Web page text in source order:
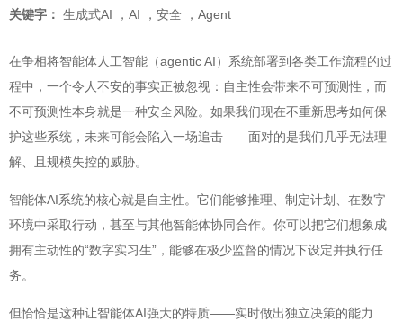
关键字： 生成式AI ， AI ， 安全 ， Agent
在争相将智能体人工智能（agentic AI）系统部署到各类工作流程的过
程中，一个令人不安的事实正被忽视：自主性会带来不可预测性，而
不可预测性本身就是一种安全风险。如果我们现在不重新思考如何保
护这些系统，未来可能会陷入一场追击——面对的是我们几乎无法理
解、且规模失控的威胁。
智能体AI系统的核心就是自主性。它们能够推理、制定计划、在数字
环境中采取行动，甚至与其他智能体协同合作。你可以把它们想象成
拥有主动性的“数字实习生”，能够在极少监督的情况下设定并执行任
务。
但恰恰是这种让智能体AI强大的特质——实时做出独立决策的能力